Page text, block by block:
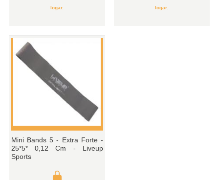
logar.
logar.
Mini Bands 5 - Extra Forte -
25*5* 0,12 Cm - Liveup
Sports